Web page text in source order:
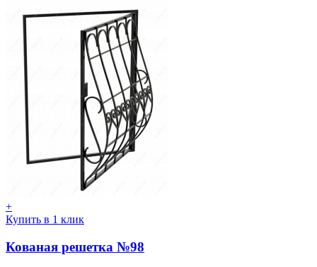
+
Купить в 1 клик
Кованая решетка №98